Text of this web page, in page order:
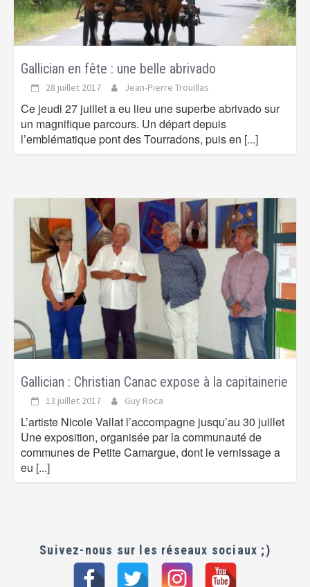
Gallician en fête : une belle abrivado
28 juillet 2017 Jean-Pierre Trouillas
Ce jeudi 27 juillet a eu lieu une superbe abrivado sur
un magnifique parcours. Un départ depuis
l’emblématique pont des Tourradons, puis en [...]
Gallician : Christian Canac expose à la capitainerie
13 juillet 2017 Guy Roca
L’artiste Nicole Vallat l’accompagne jusqu’au 30 juillet
Une exposition, organisée par la communauté de
communes de Petite Camargue, dont le vernissage a
eu [...]
Suivez-nous sur les réseaux sociaux ;)